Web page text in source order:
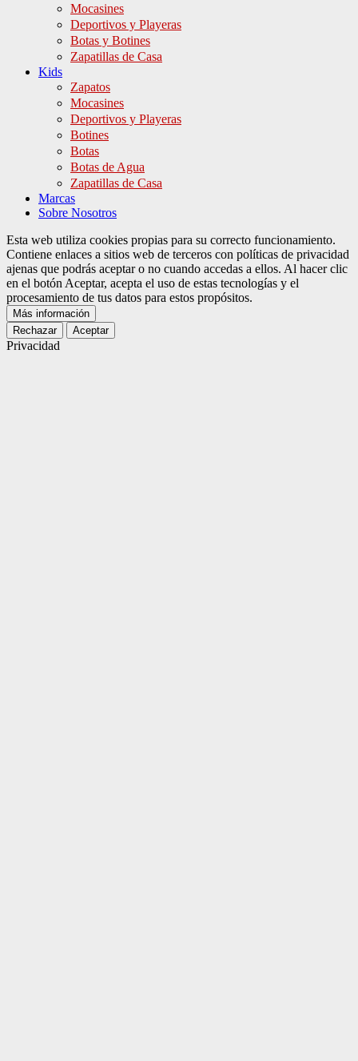
Mocasines
Deportivos y Playeras
Botas y Botines
Zapatillas de Casa
Kids
Zapatos
Mocasines
Deportivos y Playeras
Botines
Botas
Botas de Agua
Zapatillas de Casa
Marcas
Sobre Nosotros
Esta web utiliza cookies propias para su correcto funcionamiento.
Contiene enlaces a sitios web de terceros con políticas de privacidad
ajenas que podrás aceptar o no cuando accedas a ellos. Al hacer clic
en el botón Aceptar, acepta el uso de estas tecnologías y el
procesamiento de tus datos para estos propósitos.
Más información
Rechazar
Aceptar
Privacidad